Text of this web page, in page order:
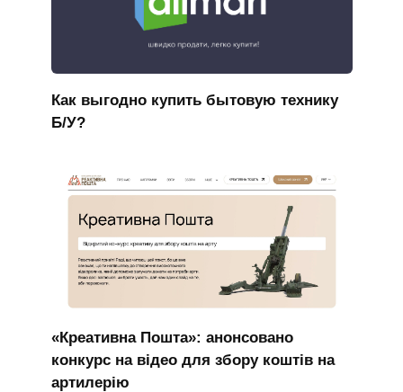
Как выгодно купить бытовую технику
Б/У?
«Креативна Пошта»: анонсовано
конкурс на відео для збору коштів на
артилерію